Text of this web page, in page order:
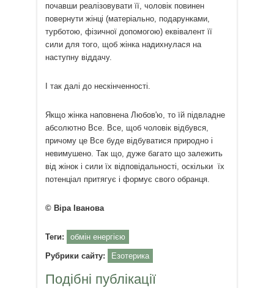
почавши реалізовувати її, чоловік повинен
повернути жінці (матеріально, подарунками,
турботою, фізичної допомогою) еквівалент її
сили для того, щоб жінка надихнулася на
наступну віддачу.
І так далі до нескінченності.
Якщо жінка наповнена Любов'ю, то їй підвладне
абсолютно Все. Все, щоб чоловік відбувся,
причому це Все буде відбуватися природно і
невимушено. Так що, дуже багато що залежить
від жінок і сили їх відповідальності, оскільки їх
потенціал притягує і формує свого обранця.
© Віра Іванова
Теги: обмін енергією
Рубрики сайту: Езотерика
Подібні публікації